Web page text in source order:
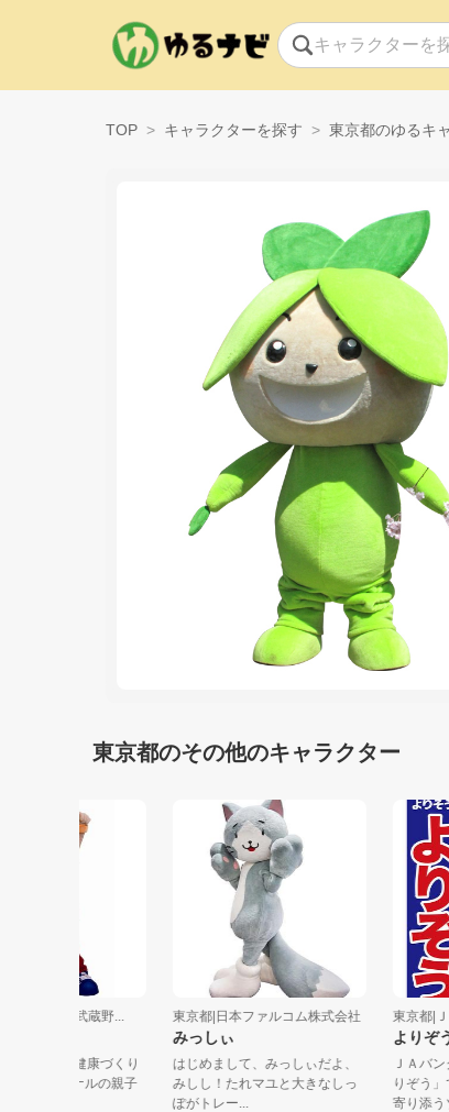
TOP キャラクターを探す 東京都のゆるキ
東京都のその他のキャラクター
|公益財団法人武蔵野...
DANくんとは健康づくり
ンターオリジナルの親子
東京都|日本ファルコム株式会社
みっしぃ
はじめまして、みっしぃだよ、
みしし！たれマユと大きなしっ
ぽがトレー...
東京
より
ＪＡ
りぞ
寄り